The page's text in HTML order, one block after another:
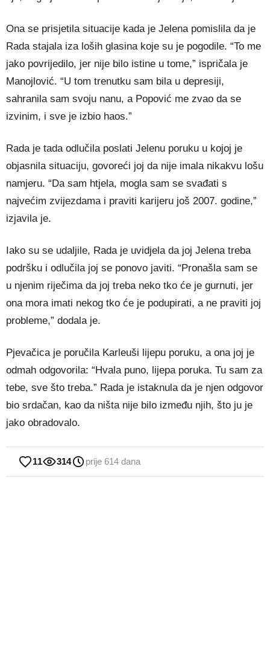
Ona se prisjetila situacije kada je Jelena pomislila da je
Rada stajala iza loših glasina koje su je pogodile. “To me
jako povrijedilo, jer nije bilo istine u tome,” ispričala je
Manojlović. “U tom trenutku sam bila u depresiji,
sahranila sam svoju nanu, a Popović me zvao da se
izvinim, i sve je izbio haos.”
Rada je tada odlučila poslati Jelenu poruku u kojoj je
objasnila situaciju, govoreći joj da nije imala nikakvu lošu
namjeru. “Da sam htjela, mogla sam se svađati s
najvećim zvijezdama i praviti karijeru još 2007. godine,”
izjavila je.
Iako su se udaljile, Rada je uvidjela da joj Jelena treba
podršku i odlučila joj se ponovo javiti. “Pronašla sam se
u njenim riječima da joj treba neko tko će je gurnuti, jer
ona mora imati nekog tko će je podupirati, a ne praviti joj
probleme,” dodala je.
Pjevačica je poručila Karleuši lijepu poruku, a ona joj je
odmah odgovorila: “Hvala puno, lijepa poruka. Tu sam za
tebe, sve što treba.” Rada je istaknula da je njen odgovor
bio srdačan, kao da ništa nije bilo između njih, što ju je
jako obradovalo.
11 314 prije 614 dana